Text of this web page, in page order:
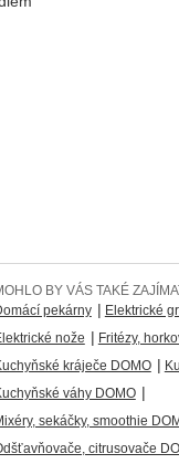
BY VÁS TAKÉ
pekárny | Elektrické
nože | Fritézy,
kráječe DOMO |
váhy DOMO |
sekáčky, smoothie
citrusovače